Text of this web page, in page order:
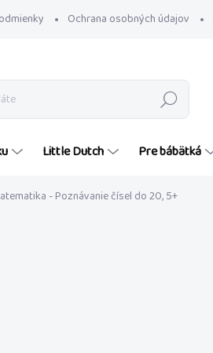
Ochrana osobných údajov
Hľadať
Little Dutch Pre bábätká
- Poznávanie čísel do 20, 5+